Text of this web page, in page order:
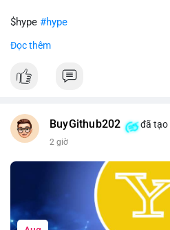
nắm giữ vị thế hiện tại.
#60btc #dongtiencavoi
$hype #hype
#vlikevn
📰 Nguồn: CoinDesk
Đọc thêm
BuyGithub202 đã tạo
2 giờ